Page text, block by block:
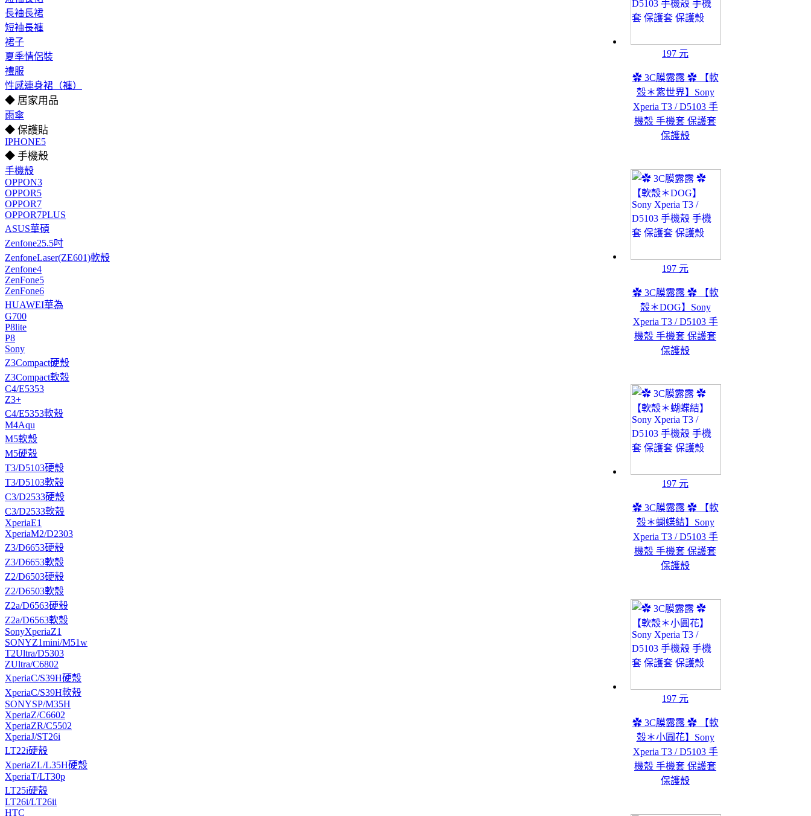
長袖長裙
短袖長褲
裙子
夏季情侶裝
禮服
性感連身裙（褲）
◆ 居家用品
雨傘
◆ 保護貼
IPHONE5
◆ 手機殼
手機殼
OPPON3
OPPOR5
OPPOR7
OPPOR7PLUS
ASUS華碩
Zenfone25.5吋
ZenfoneLaser(ZE601)軟殼
Zenfone4
ZenFone5
ZenFone6
HUAWEI華為
G700
P8lite
P8
Sony
Z3Compact硬殼
Z3Compact軟殼
C4/E5353
Z3+
C4/E5353軟殼
M4Aqu
M5軟殼
M5硬殼
T3/D5103硬殼
T3/D5103軟殼
C3/D2533硬殼
C3/D2533軟殼
XperiaE1
XperiaM2/D2303
Z3/D6653硬殼
Z3/D6653軟殼
Z2/D6503硬殼
Z2/D6503軟殼
Z2a/D6563硬殼
Z2a/D6563軟殼
SonyXperiaZ1
SONYZ1mini/M51w
T2Ultra/D5303
ZUltra/C6802
XperiaC/S39H硬殼
XperiaC/S39H軟殼
SONYSP/M35H
XperiaZ/C6602
XperiaZR/C5502
XperiaJ/ST26i
LT22i硬殼
XperiaZL/L35H硬殼
XperiaT/LT30p
LT25i硬殼
LT26i/LT26ii
HTC
197 元
✿ 3C膜露露 ✿ 【軟
殼＊紫世界】Sony
Xperia T3 / D5103 手
機殼 手機套 保護套
保護殼
197 元
✿ 3C膜露露 ✿ 【軟
殼＊DOG】Sony
Xperia T3 / D5103 手
機殼 手機套 保護套
保護殼
197 元
✿ 3C膜露露 ✿ 【軟
殼＊蝴蝶結】Sony
Xperia T3 / D5103 手
機殼 手機套 保護套
保護殼
197 元
✿ 3C膜露露 ✿ 【軟
殼＊小圓花】Sony
Xperia T3 / D5103 手
機殼 手機套 保護套
保護殼